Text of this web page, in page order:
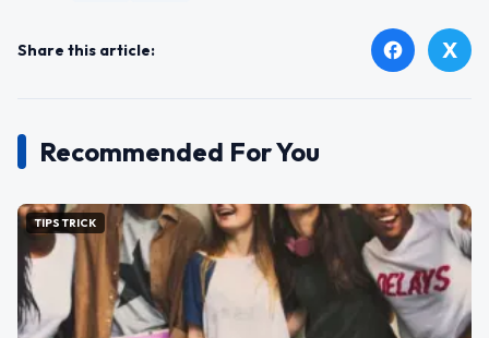
Share this article: facebook X
Recommended For You
TIPS TRICK